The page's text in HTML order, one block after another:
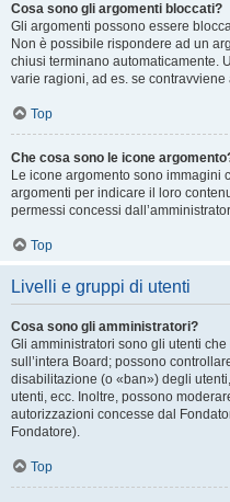
Cosa sono gli argomenti bloccati?
Gli argomenti possono essere
Non è possibile rispondere ad un
chiusi terminano automaticamente.
varie ragioni, ad es. se contravviene
Top
Che cosa sono le icone
Le icone argomento sono immagini
argomenti per indicare il loro
permessi concessi
Top
Livelli e gruppi di utenti
Cosa sono gli amministratori?
Gli amministratori sono gli utenti
sull’intera Board; possono
disabilitazione (o «ban») degli
utenti, ecc. Inoltre, possono
autorizzazioni concesse dal
Fondatore).
Top